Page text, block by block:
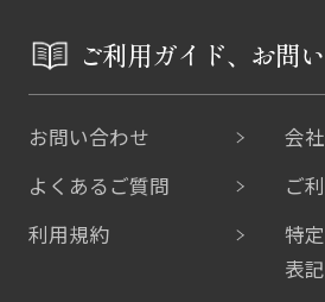
ご利用ガイド、お問
お問い合わせ
会
よくあるご質問
ご
利用規約
特
表記